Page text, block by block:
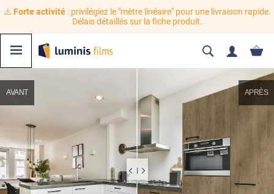
⚠️ Forte activité: privilégiez le "mètre linéaire" pour une livraison rapide.
Délais détaillés sur la fiche produit.
AVANT APRÈS